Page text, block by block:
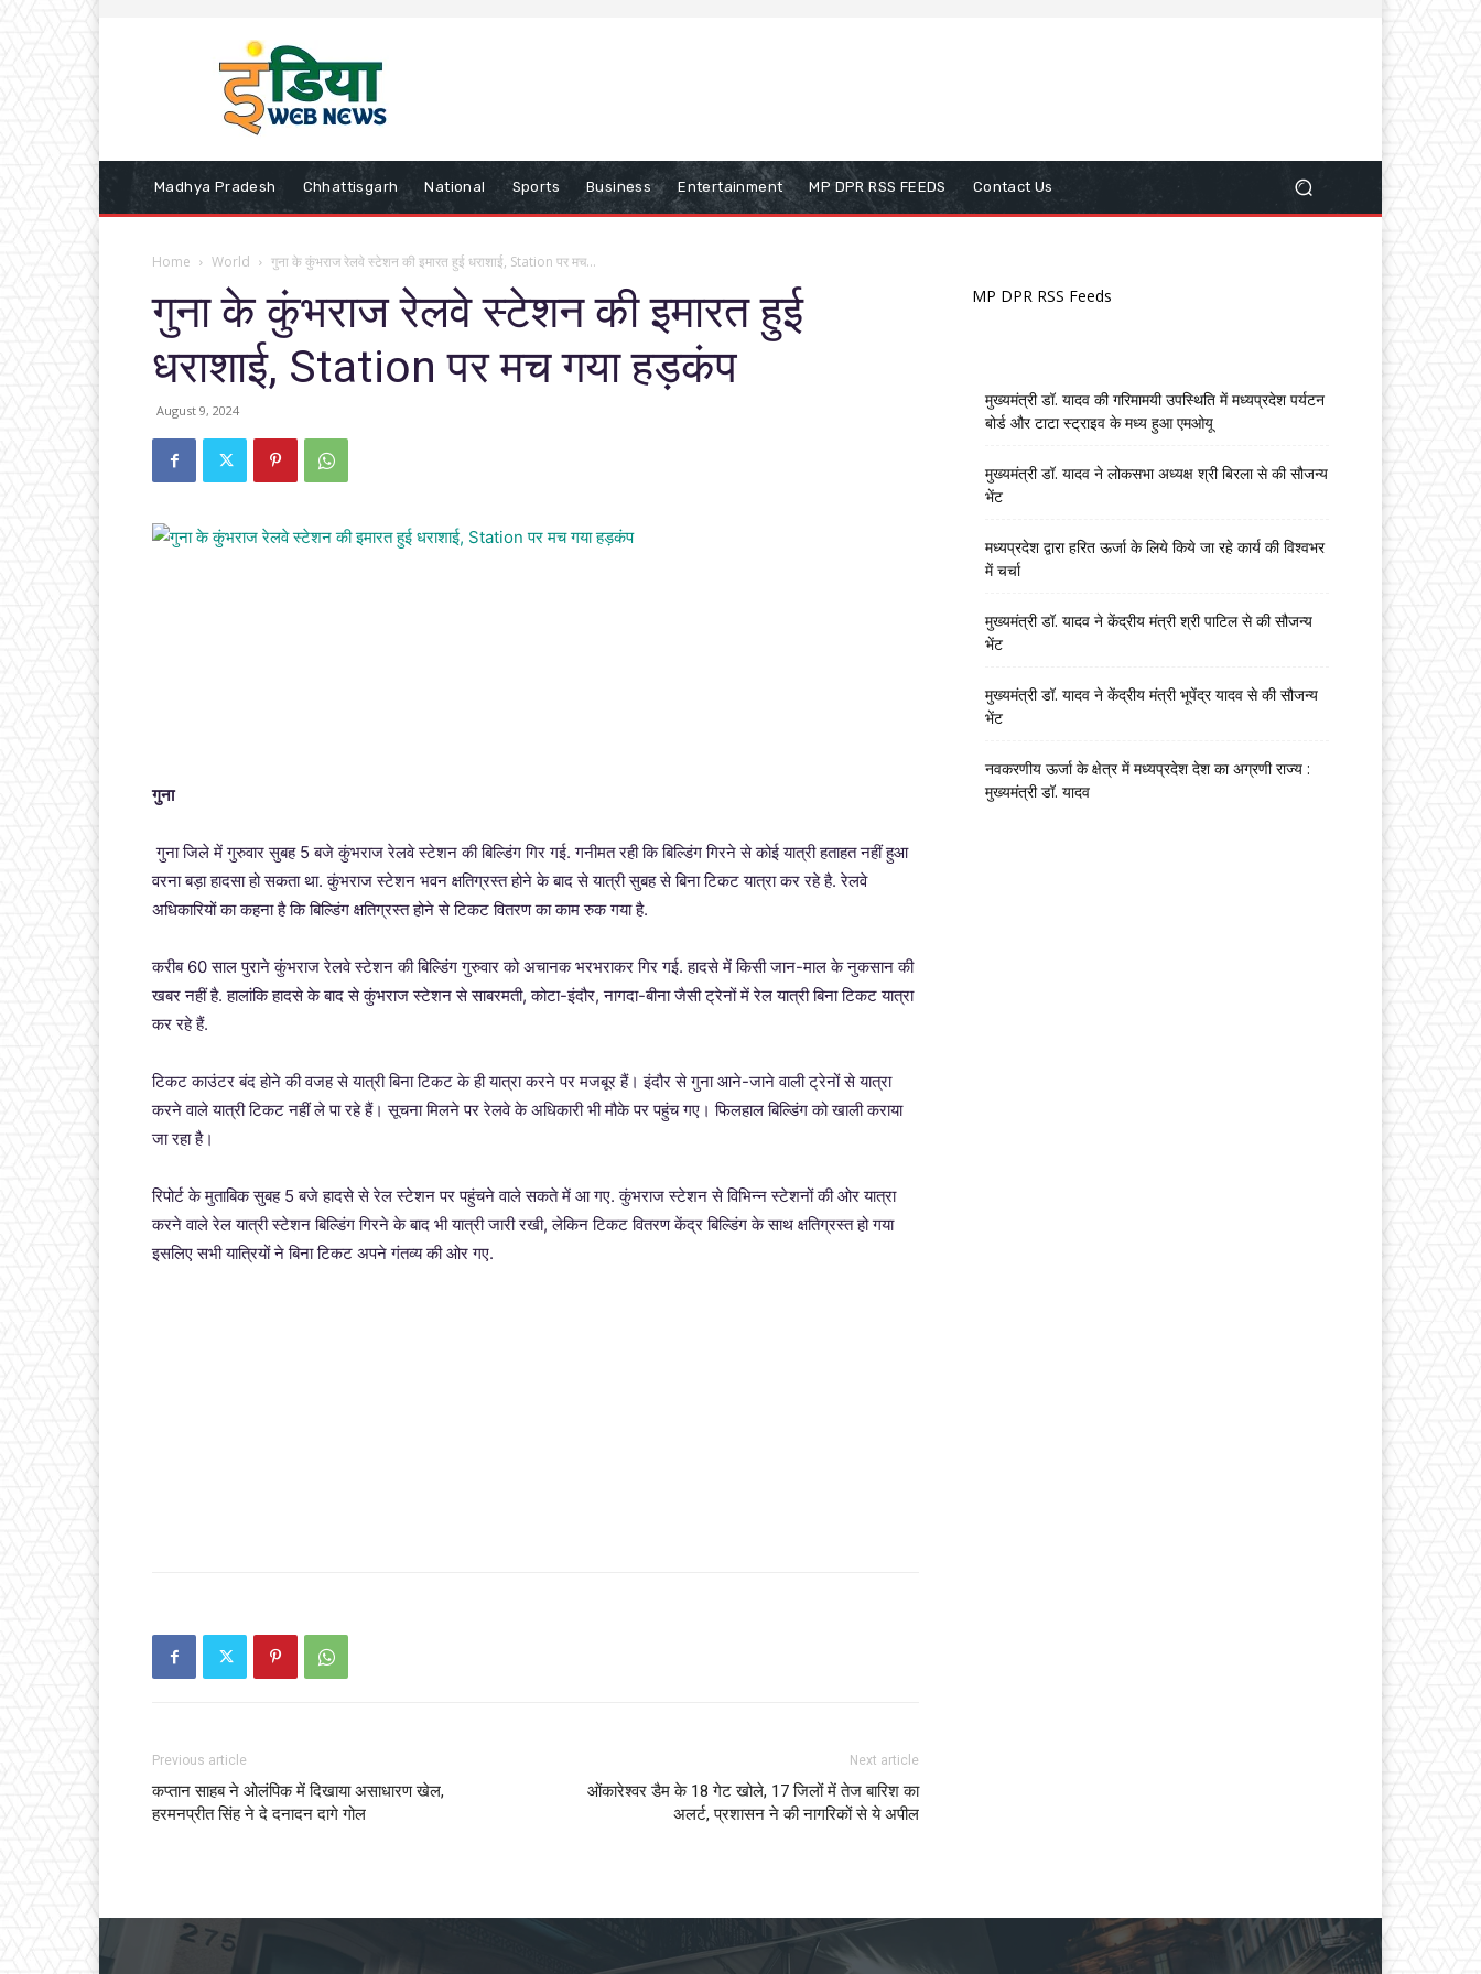
Madhya Pradesh Chhattisgarh National Sports Business Entertainment MP DPR RSS FEEDS Contact Us
Home World गुना के कुंभराज रेलवे स्टेशन की इमारत हुई धराशाई, Station पर मच...
गुना के कुंभराज रेलवे स्टेशन की इमारत हुई
धराशाई, Station पर मच गया हड़कंप
August 9, 2024
गुना
गुना जिले में गुरुवार सुबह 5 बजे कुंभराज रेलवे स्टेशन की बिल्डिंग गिर गई. गनीमत रही कि बिल्डिंग गिरने से कोई यात्री हताहत नहीं हुआ
वरना बड़ा हादसा हो सकता था. कुंभराज स्टेशन भवन क्षतिग्रस्त होने के बाद से यात्री सुबह से बिना टिकट यात्रा कर रहे है. रेलवे
अधिकारियों का कहना है कि बिल्डिंग क्षतिग्रस्त होने से टिकट वितरण का काम रुक गया है.
करीब 60 साल पुराने कुंभराज रेलवे स्टेशन की बिल्डिंग गुरुवार को अचानक भरभराकर गिर गई. हादसे में किसी जान-माल के नुकसान की
खबर नहीं है. हालांकि हादसे के बाद से कुंभराज स्टेशन से साबरमती, कोटा-इंदौर, नागदा-बीना जैसी ट्रेनों में रेल यात्री बिना टिकट यात्रा
कर रहे हैं.
टिकट काउंटर बंद होने की वजह से यात्री बिना टिकट के ही यात्रा करने पर मजबूर हैं। इंदौर से गुना आने-जाने वाली ट्रेनों से यात्रा
करने वाले यात्री टिकट नहीं ले पा रहे हैं। सूचना मिलने पर रेलवे के अधिकारी भी मौके पर पहुंच गए। फिलहाल बिल्डिंग को खाली कराया
जा रहा है।
रिपोर्ट के मुताबिक सुबह 5 बजे हादसे से रेल स्टेशन पर पहुंचने वाले सकते में आ गए. कुंभराज स्टेशन से विभिन्न स्टेशनों की ओर यात्रा
करने वाले रेल यात्री स्टेशन बिल्डिंग गिरने के बाद भी यात्री जारी रखी, लेकिन टिकट वितरण केंद्र बिल्डिंग के साथ क्षतिग्रस्त हो गया
इसलिए सभी यात्रियों ने बिना टिकट अपने गंतव्य की ओर गए.
Previous article
कप्तान साहब ने ओलंपिक में दिखाया असाधारण खेल,
हरमनप्रीत सिंह ने दे दनादन दागे गोल
Next article
ओंकारेश्वर डैम के 18 गेट खोले, 17 जिलों में तेज बारिश का
अलर्ट, प्रशासन ने की नागरिकों से ये अपील
MP DPR RSS Feeds
मुख्यमंत्री डॉ. यादव की गरिमामयी उपस्थिति में मध्यप्रदेश पर्यटन
बोर्ड और टाटा स्ट्राइव के मध्य हुआ एमओयू
मुख्यमंत्री डॉ. यादव ने लोकसभा अध्यक्ष श्री बिरला से की सौजन्य
भेंट
मध्यप्रदेश द्वारा हरित ऊर्जा के लिये किये जा रहे कार्य की विश्वभर
में चर्चा
मुख्यमंत्री डॉ. यादव ने केंद्रीय मंत्री श्री पाटिल से की सौजन्य
भेंट
मुख्यमंत्री डॉ. यादव ने केंद्रीय मंत्री भूपेंद्र यादव से की सौजन्य
भेंट
नवकरणीय ऊर्जा के क्षेत्र में मध्यप्रदेश देश का अग्रणी राज्य :
मुख्यमंत्री डॉ. यादव